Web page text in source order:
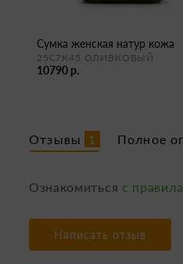
сумка женская натур кожа
25С7К45 ОЛИВКОВЫЙ
10790 р.
Отзывы 1 Полное
Ознакомиться с
Написать отзыв